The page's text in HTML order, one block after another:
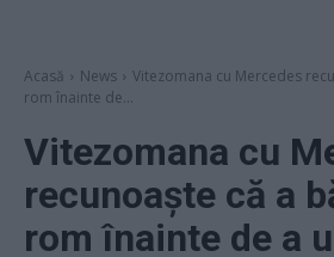
Acasă News
Vitezomana cu Mercedes
rom înainte de...
Vitezomana cu
recunoaște că a
rom înainte de a